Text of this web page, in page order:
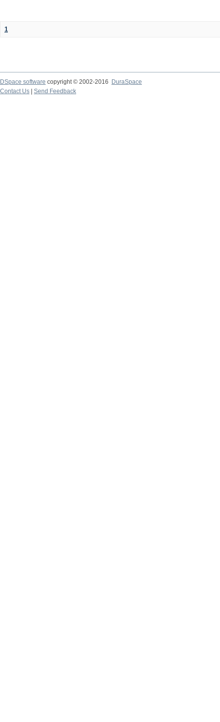
1
DSpace software copyright © 2002-2016
DuraSpace
Contact Us
Send Feedback